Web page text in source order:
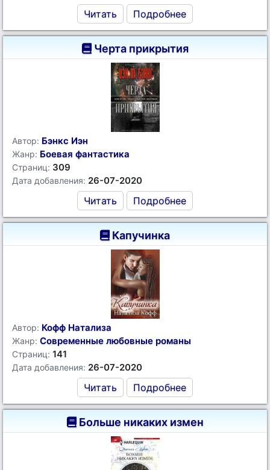
Читать Подробнее
Черта прикрытия
Автор: Бэнкс Иэн
Жанр: Боевая фантастика
Страниц: 309
Дата добавления: 26-07-2020
Читать Подробнее
Капучинка
Автор: Кофф Натализа
Жанр: Современные любовные романы
Страниц: 141
Дата добавления: 26-07-2020
Читать Подробнее
Больше никаких измен